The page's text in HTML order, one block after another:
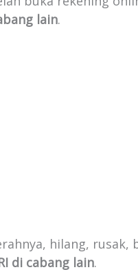
lain.
hilang, rusak,
di cabang lain.